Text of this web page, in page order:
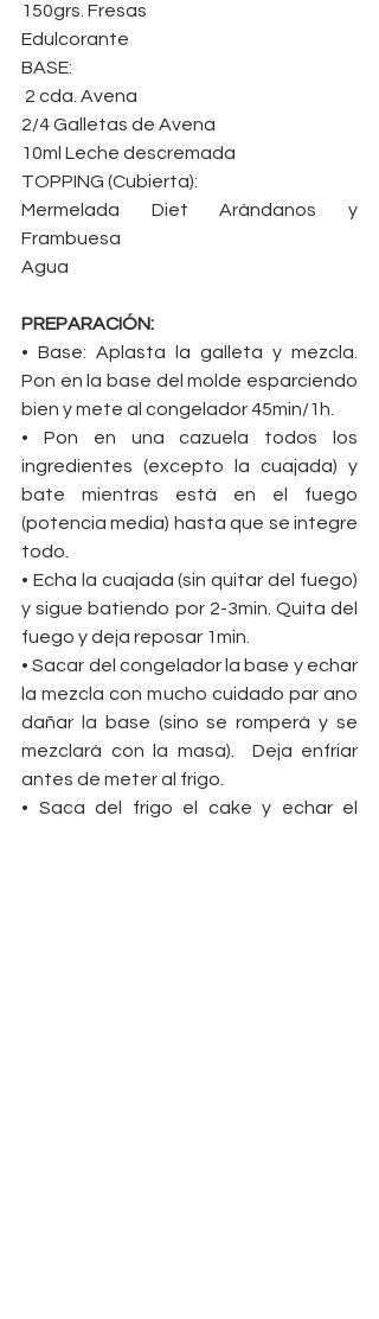
150grs. Fresas
Edulcorante
BASE:
2 cda. Avena
2/4 Galletas de Avena
10ml Leche descremada
TOPPING (Cubierta):
Mermelada Diet Arándanos y
Frambuesa
Agua
PREPARACIÓN:
• Base: Aplasta la galleta y mezcla.
Pon en la base del molde esparciendo
bien y mete al congelador 45min/1h.
• Pon en una cazuela todos los
ingredientes (excepto la cuajada) y
bate mientras está en el fuego
(potencia media) hasta que se integre
todo.
• Echa la cuajada (sin quitar del fuego)
y sigue batiendo por 2-3min. Quita del
fuego y deja reposar 1min.
• Sacar del congelador la base y echar
la mezcla con mucho cuidado par ano
dañar la base (sino se romperá y se
mezclará con la masa).  Deja enfriar
antes de meter al frigo.
• Saca del frigo el cake y echar el